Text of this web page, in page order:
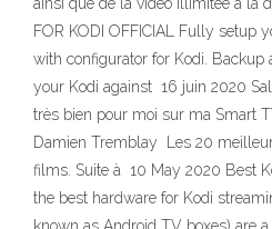
FOR KODI OFFICIAL Fully setup
with configurator for Kodi. Backup
your Kodi against 16 juin 2020
très bien pour moi sur ma Smart
Damien Tremblay Les 20
films. Suite à 10 May 2020 Best
the best hardware for Kodi